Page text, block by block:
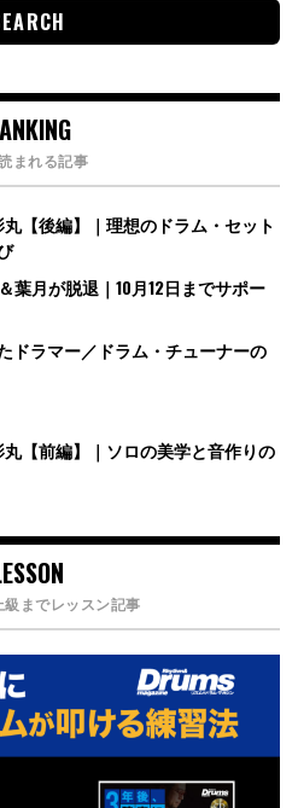
まれる記事
【後編】｜理想のドラム・セット
葉月が脱退｜10月12日までサポー
ドラマー／ドラム・チューナーの
【前編】｜ソロの美学と音作りの
までレッスン記事